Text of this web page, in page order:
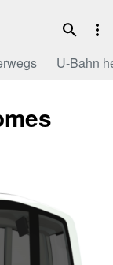
U-Bahn